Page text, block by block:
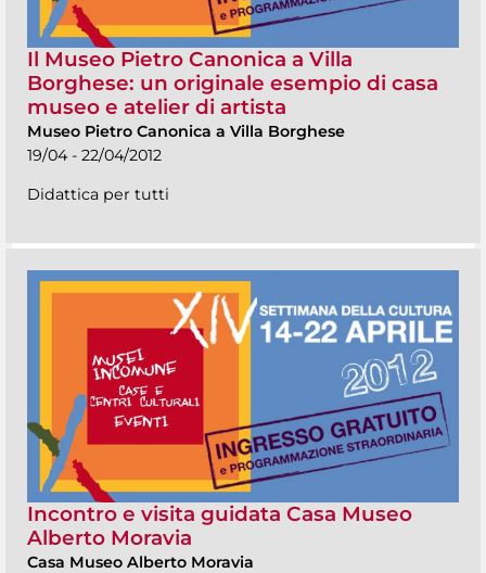
Il Museo Pietro Canonica a Villa
Borghese: un originale esempio di casa
museo e atelier di artista
Museo Pietro Canonica a Villa Borghese
19/04 - 22/04/2012
Didattica per tutti
Incontro e visita guidata Casa Museo
Alberto Moravia
Casa Museo Alberto Moravia